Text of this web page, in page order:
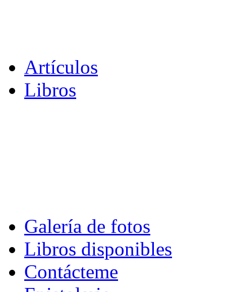
Artículos
Libros
Galería de fotos
Libros disponibles
Contácteme